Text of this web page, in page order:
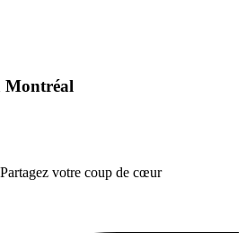
Montréal
Partagez votre coup de cœur